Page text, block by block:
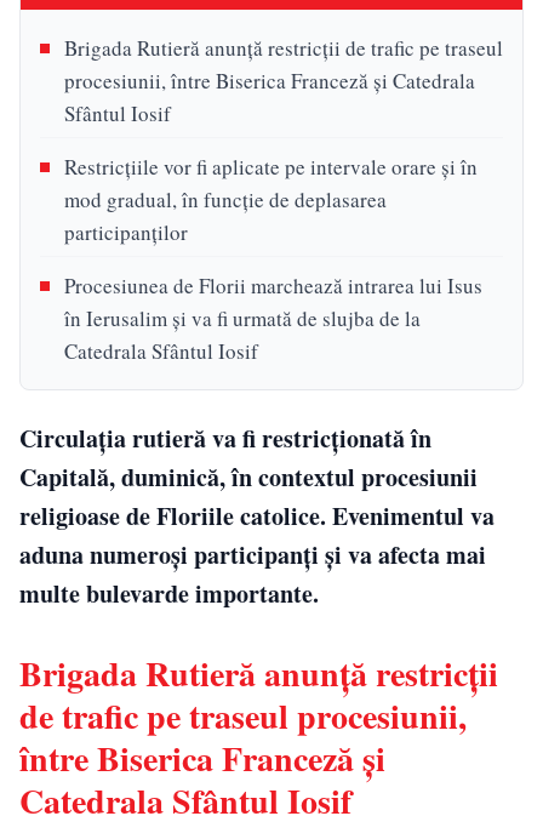
Brigada Rutieră anunță restricții de trafic pe traseul
procesiunii, între Biserica Franceză și Catedrala
Sfântul Iosif
Restricțiile vor fi aplicate pe intervale orare și în
mod gradual, în funcție de deplasarea
participanților
Procesiunea de Florii marchează intrarea lui Isus
în Ierusalim și va fi urmată de slujba de la
Catedrala Sfântul Iosif
Circulația rutieră va fi restricționată în
Capitală, duminică, în contextul procesiunii
religioase de Floriile catolice. Evenimentul va
aduna numeroși participanți și va afecta mai
multe bulevarde importante.
Brigada Rutieră anunță restricții
de trafic pe traseul procesiunii,
între Biserica Franceză și
Catedrala Sfântul Iosif